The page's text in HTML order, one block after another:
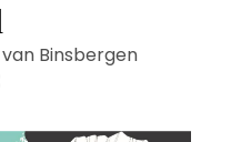
Binsbergen